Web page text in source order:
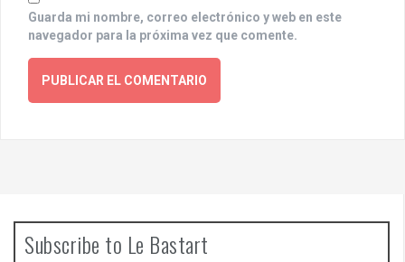
Guarda mi nombre, correo electrónico y web en este
navegador para la próxima vez que comente.
Subscribe to Le Bastart